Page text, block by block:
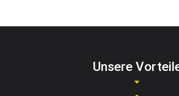
Unsere